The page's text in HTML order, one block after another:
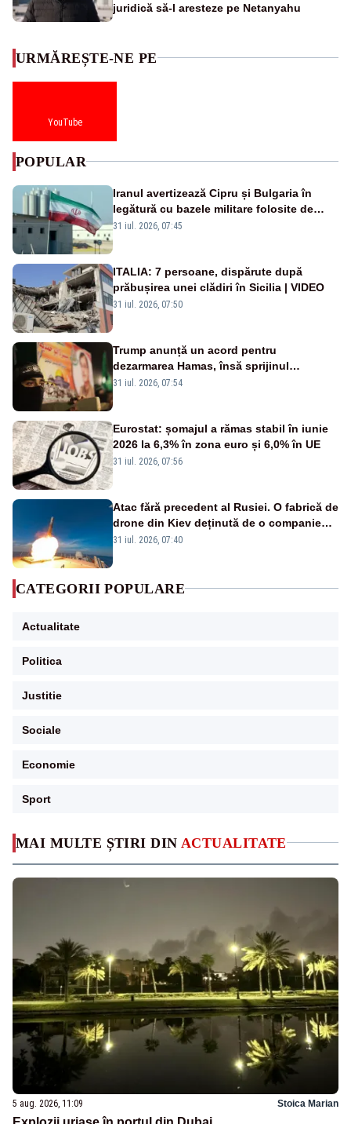
juridică să-l aresteze pe Netanyahu
MAI MULTE ȘTIRI DIN ACTUALITATE
5 aug. 2026, 11:09 Stoica Marian
URMĂREȘTE-NE PE
YouTube
POPULAR
Iranul avertizează Cipru și Bulgaria în
legătură cu bazele militare folosite de
SUA
31 iul. 2026, 07:45
ITALIA: 7 persoane, dispărute după
prăbușirea unei clădiri în Sicilia | VIDEO
31 iul. 2026, 07:50
Trump anunță un acord pentru
dezarmarea Hamas, însă sprijinul
Israelului rămâne incert
31 iul. 2026, 07:54
Eurostat: șomajul a rămas stabil în iunie
2026 la 6,3% în zona euro și 6,0% în UE
31 iul. 2026, 07:56
Atac fără precedent al Rusiei. O fabrică de
drone din Kiev deținută de o companie
americană, distrusă de o rachetă
31 iul. 2026, 07:40
CATEGORII POPULARE
Actualitate
Politica
Justitie
Sociale
Economie
Sport